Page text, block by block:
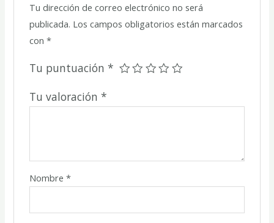
Tu dirección de correo electrónico no será
publicada. Los campos obligatorios están marcados
con *
Tu puntuación *
Tu valoración *
Nombre *